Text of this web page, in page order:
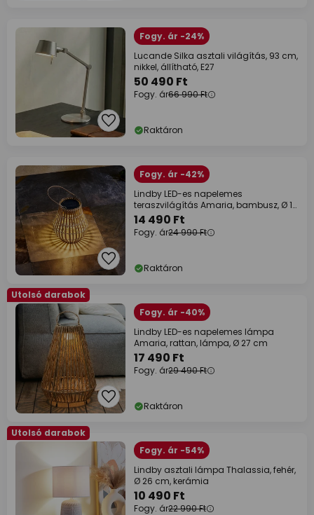
Fogy. ár -24%
Lucande Silka asztali világítás, 93 cm,
nikkel, állítható, E27
50 490 Ft
Fogy. ár66 990 Ft
Raktáron
Fogy. ár -42%
Lindby LED-es napelemes
teraszvilágítás Amaria, bambusz, Ø 18
cm
14 490 Ft
Fogy. ár24 990 Ft
Raktáron
Utolsó darabok
Fogy. ár -40%
Lindby LED-es napelemes lámpa
Amaria, rattan, lámpa, Ø 27 cm
17 490 Ft
Fogy. ár29 490 Ft
Raktáron
Utolsó darabok
Fogy. ár -54%
Lindby asztali lámpa Thalassia, fehér,
Ø 26 cm, kerámia
10 490 Ft
Fogy. ár22 990 Ft